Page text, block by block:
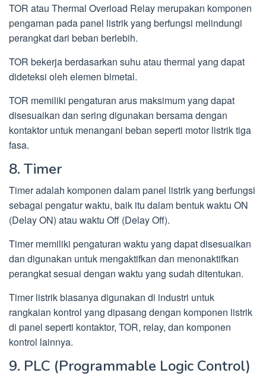
TOR atau Thermal Overload Relay merupakan komponen
pengaman pada panel listrik yang berfungsi melindungi
perangkat dari beban berlebih.
TOR bekerja berdasarkan suhu atau thermal yang dapat
dideteksi oleh elemen bimetal.
TOR memiliki pengaturan arus maksimum yang dapat
disesuaikan dan sering digunakan bersama dengan
kontaktor untuk menangani beban seperti motor listrik tiga
fasa.
8. Timer
Timer adalah komponen dalam panel listrik yang berfungsi
sebagai pengatur waktu, baik itu dalam bentuk waktu ON
(Delay ON) atau waktu Off (Delay Off).
Timer memiliki pengaturan waktu yang dapat disesuaikan
dan digunakan untuk mengaktifkan dan menonaktifkan
perangkat sesuai dengan waktu yang sudah ditentukan.
Timer listrik biasanya digunakan di industri untuk
rangkaian kontrol yang dipasang dengan komponen listrik
di panel seperti kontaktor, TOR, relay, dan komponen
kontrol lainnya.
9. PLC (Programmable Logic Control)